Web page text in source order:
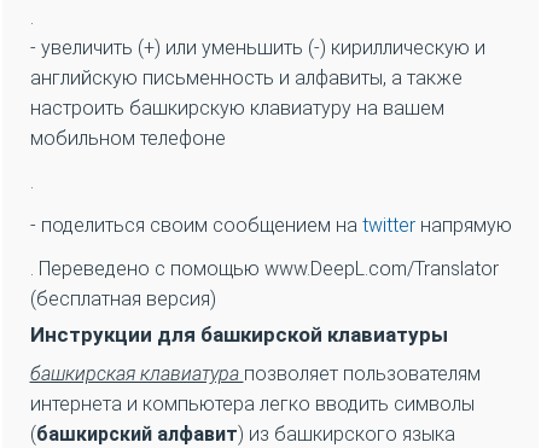
башкирской клавиатуре.
2: Нажмите на Shift(Shift) или Ctrl+Alt , чтобы сделать
остальные башкирские символы и буквы видимыми на
сайте clavier arabe.
Особенности башкирской клавиатуры
• В дополнение к легкому набору (
keyboard
)Кириллический язык
башкирской
- Выделите все, затем скопируйте и вставьте текст
куда нужно